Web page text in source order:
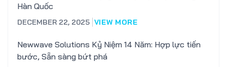
Hàn Quốc
DECEMBER 22, 2025 VIEW MORE
Newwave Solutions Kỷ Niệm 14 Năm: Hợp lực tiến
bước, Sẵn sàng bứt phá